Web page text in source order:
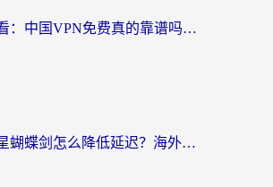
海外党必看：中国VPN免费真的靠谱吗？手把手教你选对回国加速器
国外玩流星蝴蝶剑怎么降低延迟？海外党必看的加速秘籍（含欧洲鸣潮&彩虹岛优化攻略）